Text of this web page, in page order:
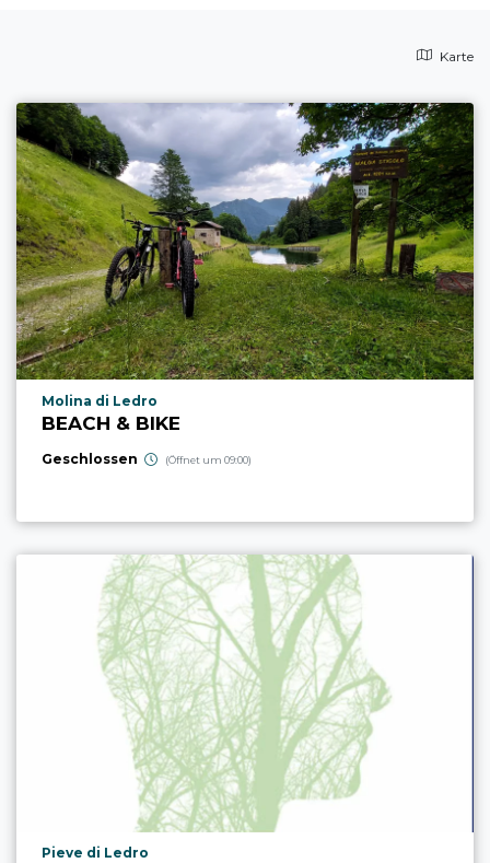
Karte
aria.poi_location_prefix
Molina di Ledro
BEACH & BIKE
Geschlossen (Öffnet um 09:00)
aria.poi_location_prefix
Pieve di Ledro